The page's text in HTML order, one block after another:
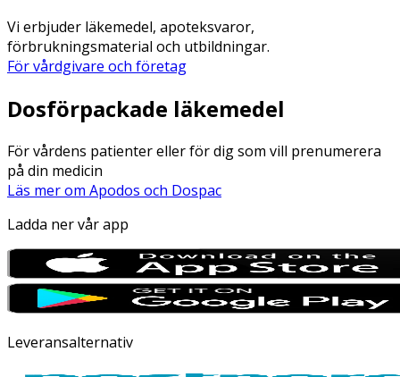
Vi erbjuder läkemedel, apoteksvaror,
förbrukningsmaterial och utbildningar.
För vårdgivare och företag
Dosförpackade läkemedel
För vårdens patienter eller för dig som vill prenumerera
på din medicin
Läs mer om Apodos och Dospac
Ladda ner vår app
Leveransalternativ